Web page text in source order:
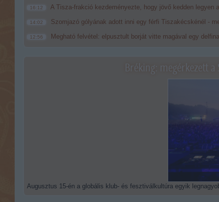
16:12 A Tisza-frakció kezdeményezte, hogy jövő kedden legyen
14:02 Szomjazó gólyának adott inni egy férfi Tiszakécskénél -
12:56 Megható felvétel: elpusztult borját vitte magával egy
Bréking: megérkezett
Augusztus 15-én a globális klub- és fesztiválkultúra egyik